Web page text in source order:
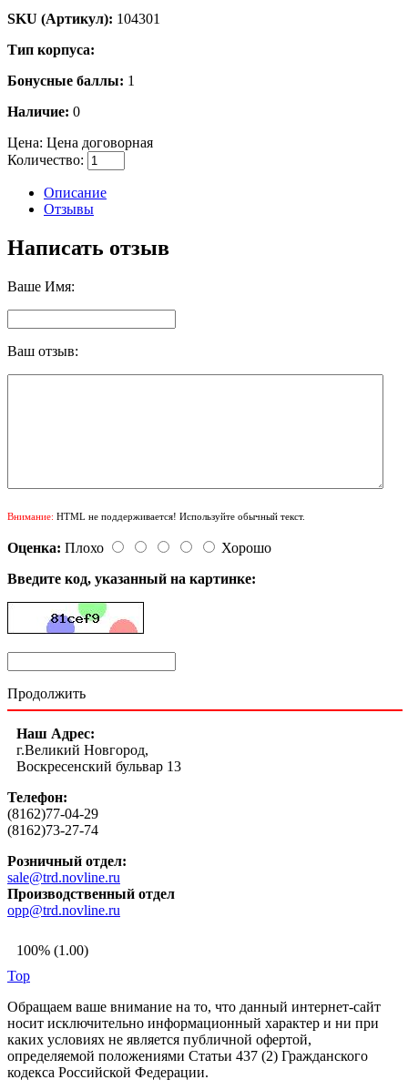
SKU (Артикул): 104301
Тип корпуса:
Бонусные баллы: 1
Наличие: 0
Цена: Цена договорная
Количество:
Описание
Отзывы
Написать отзыв
Ваше Имя:
Ваш отзыв:
Внимание: HTML не поддерживается! Используйте обычный текст.
Оценка: Плохо
Хорошо
Введите код, указанный на картинке:
Продолжить
Наш Адрес:
г.Великий Новгород,
Воскресенский бульвар 13
Телефон:
(8162)77-04-29
(8162)73-27-74
Розничный отдел:
sale@trd.novline.ru
Производственный отдел
opp@trd.novline.ru
100% (1.00)
Top
Обращаем ваше внимание на то, что данный интернет-сайт
носит исключительно информационный характер и ни при
каких условиях не является публичной офертой,
определяемой положениями Статьи 437 (2) Гражданского
кодекса Российской Федерации.